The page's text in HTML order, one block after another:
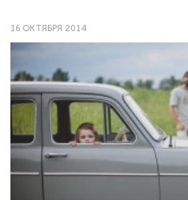
16 ОКТЯБРЯ 2014